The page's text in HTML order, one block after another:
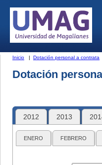
Inicio | Dotación personal a contrata
Dotación
2012 2013
ENERO FEBRERO